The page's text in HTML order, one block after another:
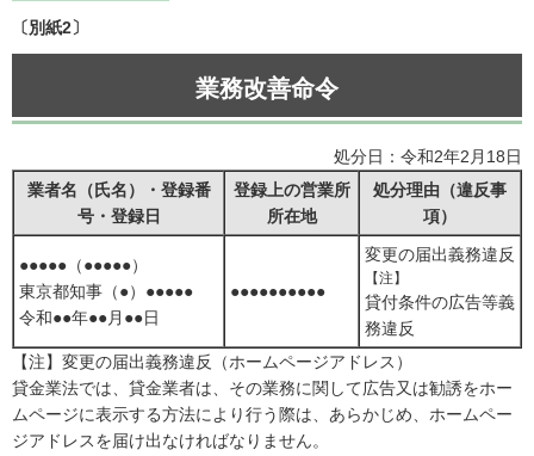
〔別紙2〕
業務改善命令
処分日：令和2年2月18日
業者名（氏名）・登録番
号・登録日
登録上の営業所
所在地
処分理由（違反事
項）
●●●●●（●●●●●）
東京都知事（●）●●●●●
令和●●年●●月●●日
●●●●●●●●●●
変更の届出義務違反
【注】
貸付条件の広告等義
務違反
【注】変更の届出義務違反（ホームページアドレス）
貸金業法では、貸金業者は、その業務に関して広告又は勧誘をホー
ムページに表示する方法により行う際は、あらかじめ、ホームペー
ジアドレスを届け出なければなりません。